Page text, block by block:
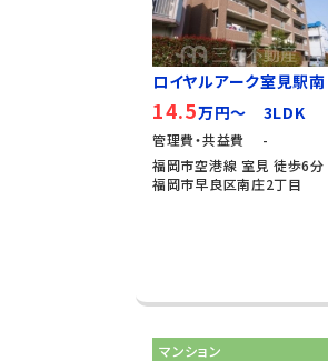
ロイヤルアーク室見駅南
14.5万円～ 3LDK
管理費・共益費 -
福岡市空港線 室見 徒歩6分
福岡市早良区南庄2丁目
マンション